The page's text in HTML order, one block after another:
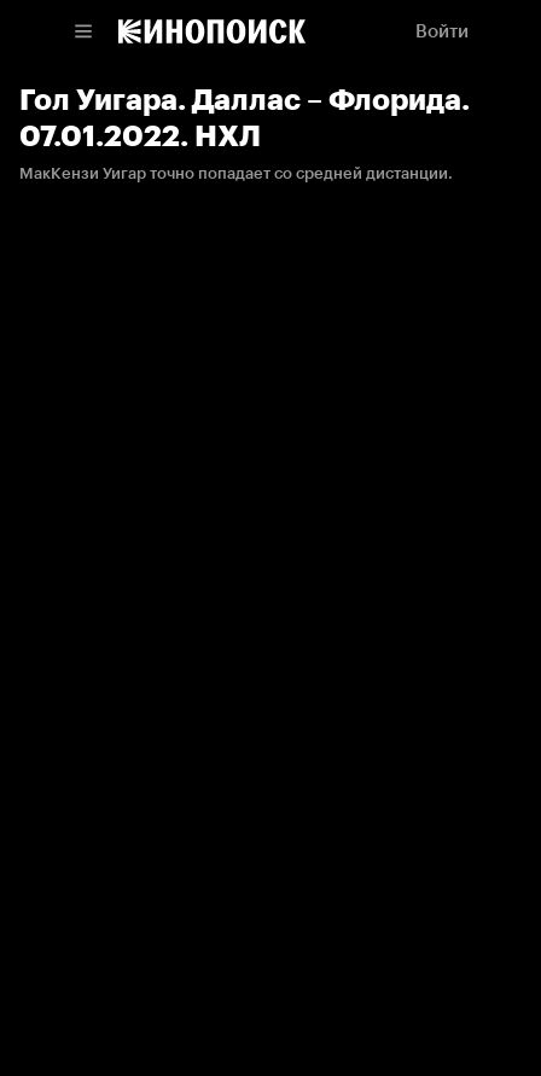
Войти
Гол Уигара. Даллас – Флорида.
07.01.2022. НХЛ
МакКензи Уигар точно попадает со средней дистанции.